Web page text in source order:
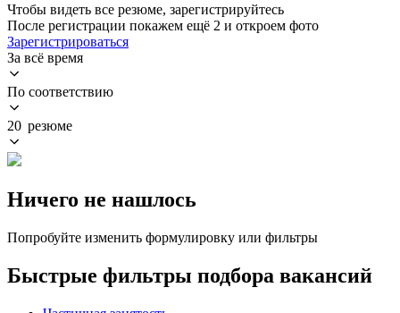
Чтобы видеть все резюме, зарегистрируйтесь
После регистрации покажем ещё 2 и откроем фото
Зарегистрироваться
За всё время
По соответствию
20 резюме
Ничего не нашлось
Попробуйте изменить формулировку или фильтры
Быстрые фильтры подбора вакансий